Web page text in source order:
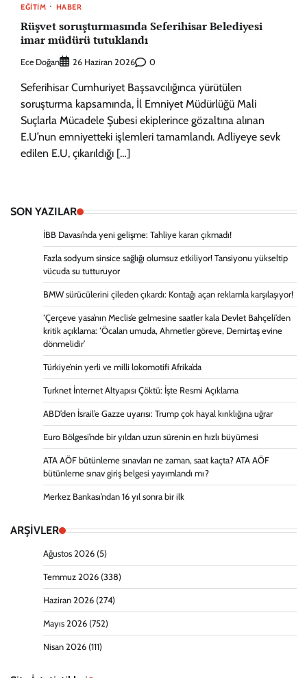
EĞITIM HABER
Rüşvet soruşturmasında Seferihisar Belediyesi
imar müdürü tutuklandı
Ece Doğan 26 Haziran 2026 0
Seferihisar Cumhuriyet Başsavcılığınca yürütülen
soruşturma kapsamında, İl Emniyet Müdürlüğü Mali
Suçlarla Mücadele Şubesi ekiplerince gözaltına alınan
E.U’nun emniyetteki işlemleri tamamlandı. Adliyeye sevk
edilen E.U, çıkarıldığı […]
SON YAZILAR
İBB Davası’nda yeni gelişme: Tahliye kararı çıkmadı!
Fazla sodyum sinsice sağlığı olumsuz etkiliyor! Tansiyonu yükseltip
vücuda su tutturuyor
BMW sürücülerini çileden çıkardı: Kontağı açan reklamla karşılaşıyor!
‘Çerçeve yasa’nın Meclis’e gelmesine saatler kala Devlet Bahçeli’den
kritik açıklama: ‘Öcalan umuda, Ahmetler göreve, Demirtaş evine
dönmelidir’
Türkiye’nin yerli ve milli lokomotifi Afrika’da
Turknet İnternet Altyapısı Çöktü: İşte Resmi Açıklama
ABD’den İsrail’e Gazze uyarısı: Trump çok hayal kırıklığına uğrar
Euro Bölgesi’nde bir yıldan uzun sürenin en hızlı büyümesi
ATA AÖF bütünleme sınavları ne zaman, saat kaçta? ATA AÖF
bütünleme sınav giriş belgesi yayımlandı mı?
Merkez Bankası’ndan 16 yıl sonra bir ilk
ARŞİVLER
Ağustos 2026 (5)
Temmuz 2026 (338)
Haziran 2026 (274)
Mayıs 2026 (752)
Nisan 2026 (111)